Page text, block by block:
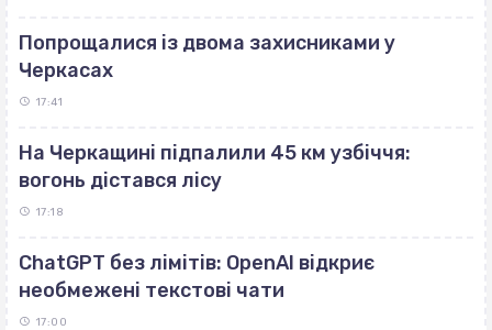
Попрощалися із двома захисниками у
Черкасах
17:41
На Черкащині підпалили 45 км узбіччя:
вогонь дістався лісу
17:18
ChatGPT без лімітів: OpenAI відкриє
необмежені текстові чати
17:00